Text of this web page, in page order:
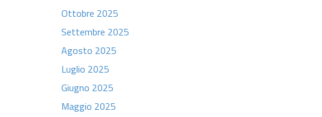
Ottobre 2025
Settembre 2025
Agosto 2025
Luglio 2025
Giugno 2025
Maggio 2025